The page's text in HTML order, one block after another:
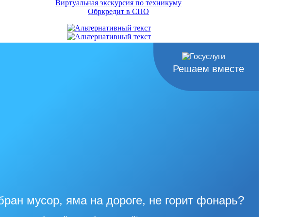
Виртуальная экскурсия по техникуму
Обркредит в СПО
Решаем вместе
мусор, яма на дороге, не горит фонарь?